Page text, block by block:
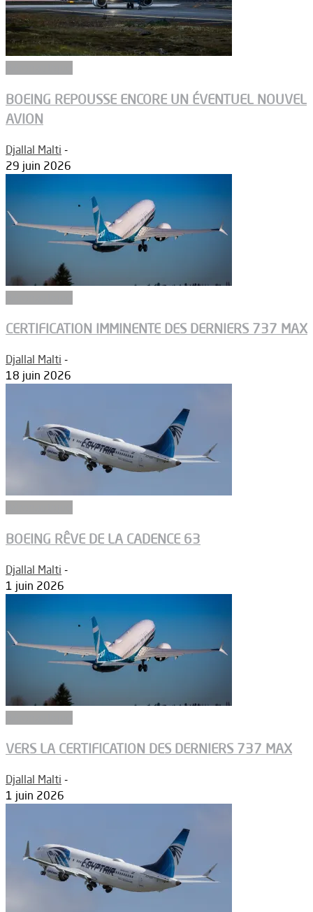
BOEING REPOUSSE ENCORE UN ÉVENTUEL NOUVEL
AVION
Djallal Malti -
29 juin 2026
CERTIFICATION IMMINENTE DES DERNIERS 737 MAX
Djallal Malti -
18 juin 2026
BOEING RÊVE DE LA CADENCE 63
Djallal Malti -
1 juin 2026
VERS LA CERTIFICATION DES DERNIERS 737 MAX
Djallal Malti -
1 juin 2026